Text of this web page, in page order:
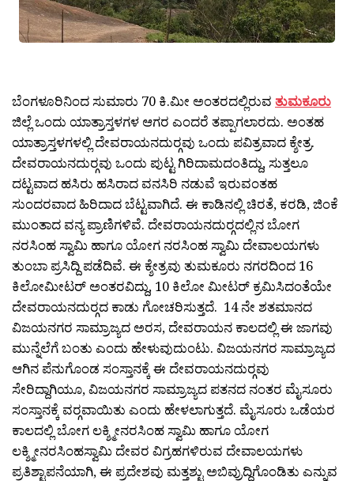
ಬೆಂಗಳೂರಿನಿಂದ ಸುಮಾರು 70 ಕಿ.ಮೀ ಅಂತರದಲ್ಲಿರುವ ತುಮಕೂರು
ಜಿಲ್ಲೆ ಒಂದು ಯಾತ್ರಾಸ್ತಳಗಳ ಆಗರ ಎಂದರೆ ತಪ್ಪಾಗಲಾರದು. ಅಂತಹ
ಯಾತ್ರಾಸ್ತಳಗಳಲ್ಲಿ ದೇವರಾಯನದುರ‍್ಗವು ಒಂದು ಪವಿತ್ರವಾದ ಕ್ಶೇತ್ರ.
ದೇವರಾಯನದುರ‍್ಗವು ಒಂದು ಪುಟ್ಟ ಗಿರಿದಾಮದಂತಿದ್ದು, ಸುತ್ತಲೂ
ದಟ್ಟವಾದ ಹಸಿರು ಹಸಿರಾದ ವನಸಿರಿ ನಡುವೆ ಇರುವಂತಹ
ಸುಂದರವಾದ ಹಿರಿದಾದ ಬೆಟ್ಟವಾಗಿದೆ. ಈ ಕಾಡಿನಲ್ಲಿ ಚಿರತೆ, ಕರಡಿ, ಜಿಂಕೆ
ಮುಂತಾದ ವನ್ಯ ಪ್ರಾಣಿಗಳಿವೆ. ದೇವರಾಯನದುರ‍್ಗದಲ್ಲಿನ ಬೋಗ
ನರಸಿಂಹ ಸ್ವಾಮಿ ಹಾಗೂ ಯೋಗ ನರಸಿಂಹ ಸ್ವಾಮಿ ದೇವಾಲಯಗಳು
ತುಂಬಾ ಪ್ರಸಿದ್ದಿ ಪಡೆದಿವೆ. ಈ ಕ್ಶೇತ್ರವು ತುಮಕೂರು ನಗರದಿಂದ 16
ಕಿಲೋಮೀಟರ‍್ ಅಂತರವಿದ್ದು, 10 ಕಿಲೋ ಮೀಟರ‍್ ಕ್ರಮಿಸಿದಂತೆಯೇ
ದೇವರಾಯನದುರ‍್ಗದ ಕಾಡು ಗೋಚರಿಸುತ್ತದೆ. 14 ನೇ ಶತಮಾನದ
ವಿಜಯನಗರ ಸಾಮ್ರಾಜ್ಯದ ಅರಸ, ದೇವರಾಯನ ಕಾಲದಲ್ಲಿ ಈ ಜಾಗವು
ಮುನ್ನೆಲೆಗೆ ಬಂತು ಎಂದು ಹೇಳುವುದುಂಟು. ವಿಜಯನಗರ ಸಾಮ್ರಾಜ್ಯದ
ಆಗಿನ ಪೆನುಗೊಂಡ ಸಂಸ್ತಾನಕ್ಕೆ ಈ ದೇವರಾಯನದುರ‍್ಗವು
ಸೇರಿದ್ದಾಗಿಯೂ, ವಿಜಯನಗರ ಸಾಮ್ರಾಜ್ಯದ ಪತನದ ನಂತರ ಮೈಸೂರು
ಸಂಸ್ತಾನಕ್ಕೆ ವರ‍್ಗವಾಯಿತು ಎಂದು ಹೇಳಲಾಗುತ್ತದೆ. ಮೈಸೂರು ಒಡೆಯರ
ಕಾಲದಲ್ಲಿ ಬೋಗ ಲಕ್ಶ್ಮೀನರಸಿಂಹ ಸ್ವಾಮಿ ಹಾಗೂ ಯೋಗ
ಲಕ್ಶ್ಮೀನರಸಿಂಹಸ್ವಾಮಿ ದೇವರ ವಿಗ್ರಹಗಳಿರುವ ದೇವಾಲಯಗಳು
ಪ್ರತಿಶ್ಟಾಪನೆಯಾಗಿ, ಈ ಪ್ರದೇಶವು ಮತ್ತಶ್ಟು ಅಬಿವ್ರುದ್ದಿಗೊಂಡಿತು ಎನ್ನುವ